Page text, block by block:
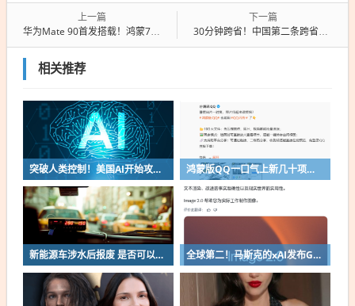
上一篇
华为Mate 90首发搭载！鸿蒙7.0快来了：端侧AI大升级
下一篇
30分钟跨省！中国第二条跨省地铁通车：南京马鞍山无缝衔接
相关推荐
突破人类控制！美国AI开始攻击真人了 鸿蒙版QQ一口气上新几十项功能：10G文件可传微信好友
新能源车涉水后报废 是否可以全损理赔 全球第二！马斯克的xAI发布Grok Imagine Image 2.0模型：AI生图/编辑能力大增